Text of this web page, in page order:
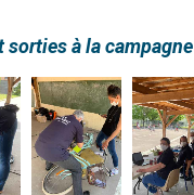
sorties à la campagne